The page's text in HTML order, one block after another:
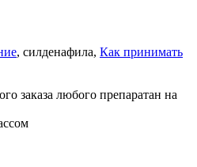
, силденафила, Как принимать
заказа любого препаратан на